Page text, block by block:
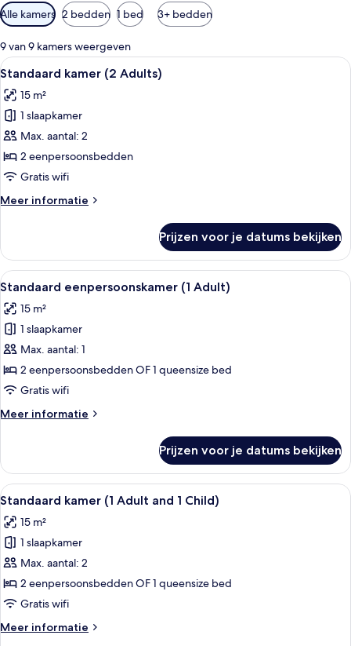
Beschikbare
filters
voor
kamers
Alle kamers 2 bedden 1 bed 3+ bedden
9 van 9 kamers weergeven
Alle
foto's
voor
Standaard
kamer
(2
Adults)
Een tweepersoonsbed met
10
Standaard kamer (2 Adults)
15 m²
1 slaapkamer
Max. aantal: 2
2 eenpersoonsbedden
Gratis wifi
Meer informatie
Meer
kamer
(2
Adults)
Prijzen voor je datums bekijken
Alle
foto's
voor
Standaard
eenpersoonskamer
(1
Adult)
Een tweepersoonsbed met
7
Standaard eenpersoonskamer (1 Adult)
15 m²
1 slaapkamer
Max. aantal: 1
2 eenpersoonsbedden OF 1 queensize bed
Gratis wifi
Meer informatie
Meer
eenpersoonskamer
(1
Adult)
Prijzen voor je datums bekijken
Alle
foto's
voor
Standaard
kamer
(1
Adult
1
Een tweepersoonsbed met
7
Standaard kamer (1 Adult and 1 Child)
15 m²
1 slaapkamer
Max. aantal: 2
2 eenpersoonsbedden OF 1 queensize bed
Gratis wifi
Meer informatie
Meer